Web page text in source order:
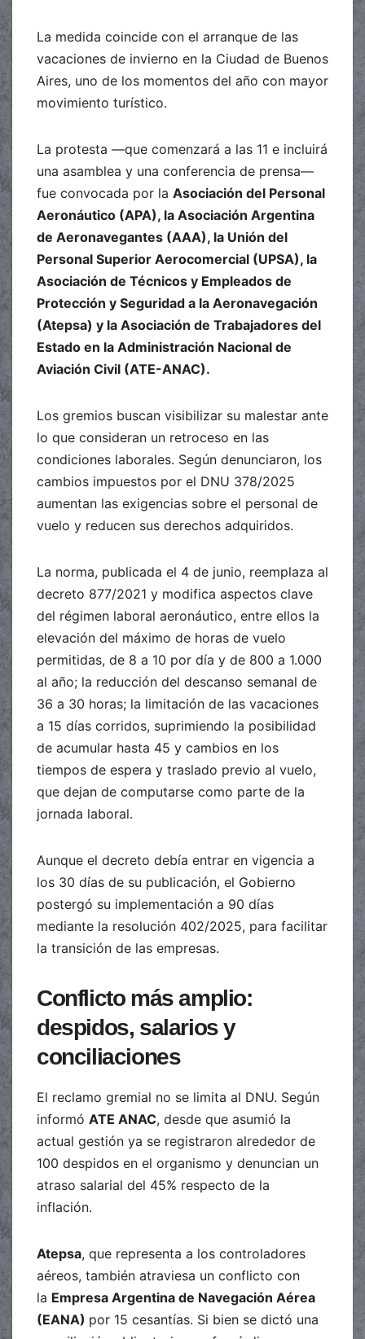
La medida coincide con el arranque de las
vacaciones de invierno en la Ciudad de Buenos
Aires, uno de los momentos del año con mayor
movimiento turístico.
La protesta —que comenzará a las 11 e incluirá
una asamblea y una conferencia de prensa—
fue convocada por la Asociación del Personal
Aeronáutico (APA), la Asociación Argentina
de Aeronavegantes (AAA), la Unión del
Personal Superior Aerocomercial (UPSA), la
Asociación de Técnicos y Empleados de
Protección y Seguridad a la Aeronavegación
(Atepsa) y la Asociación de Trabajadores del
Estado en la Administración Nacional de
Aviación Civil (ATE-ANAC).
Los gremios buscan visibilizar su malestar ante
lo que consideran un retroceso en las
condiciones laborales. Según denunciaron, los
cambios impuestos por el DNU 378/2025
aumentan las exigencias sobre el personal de
vuelo y reducen sus derechos adquiridos.
La norma, publicada el 4 de junio, reemplaza al
decreto 877/2021 y modifica aspectos clave
del régimen laboral aeronáutico, entre ellos la
elevación del máximo de horas de vuelo
permitidas, de 8 a 10 por día y de 800 a 1.000
al año; la reducción del descanso semanal de
36 a 30 horas; la limitación de las vacaciones
a 15 días corridos, suprimiendo la posibilidad
de acumular hasta 45 y cambios en los
tiempos de espera y traslado previo al vuelo,
que dejan de computarse como parte de la
jornada laboral.
Aunque el decreto debía entrar en vigencia a
los 30 días de su publicación, el Gobierno
postergó su implementación a 90 días
mediante la resolución 402/2025, para facilitar
la transición de las empresas.
Conflicto más amplio:
despidos, salarios y
conciliaciones
El reclamo gremial no se limita al DNU. Según
informó ATE ANAC, desde que asumió la
actual gestión ya se registraron alrededor de
100 despidos en el organismo y denuncian un
atraso salarial del 45% respecto de la
inflación.
Atepsa, que representa a los controladores
aéreos, también atraviesa un conflicto con
la Empresa Argentina de Navegación Aérea
(EANA) por 15 cesantías. Si bien se dictó una